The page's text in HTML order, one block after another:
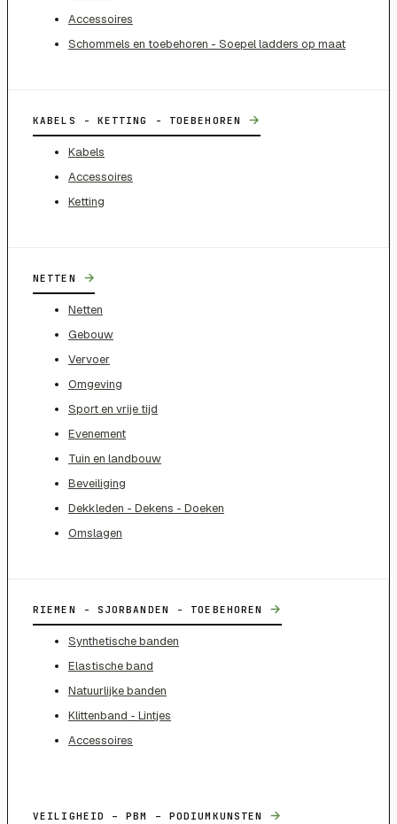
Accessoires
Schommels en toebehoren - Soepel ladders op maat
KABELS - KETTING - TOEBEHOREN →
Kabels
Accessoires
Ketting
NETTEN →
Netten
Gebouw
Vervoer
Omgeving
Sport en vrije tijd
Evenement
Tuin en landbouw
Beveiliging
Dekkleden - Dekens - Doeken
Omslagen
RIEMEN - SJORBANDEN - TOEBEHOREN →
Synthetische banden
Elastische band
Natuurlijke banden
Klittenband - Lintjes
Accessoires
VEILIGHEID – PBM – PODIUMKUNSTEN →